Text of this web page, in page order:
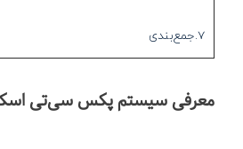
7.جمع‌بندی
معرفی سیستم پکس سی‌تی